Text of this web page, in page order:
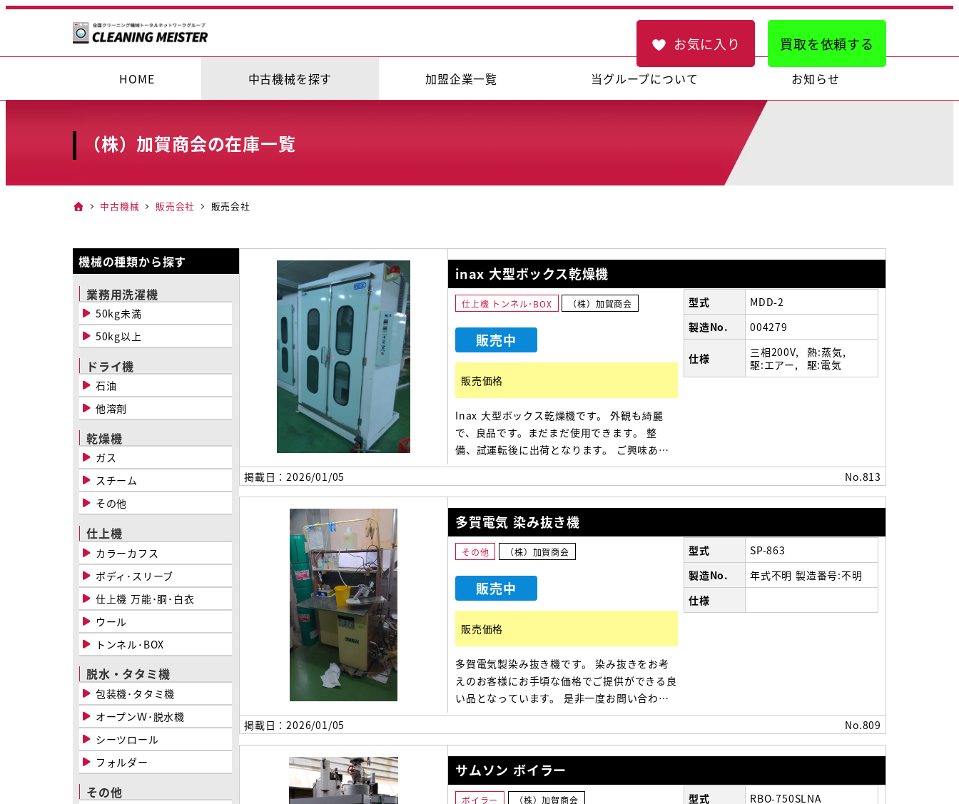
メ
ン
お気に入り 買取を依頼する
HOME 中古機械を探す 加盟企業一覧 当グループについて お知らせ
（株）加賀商会の在庫一覧
中古機械 販売会社 販売会社
inax 大型ボックス乾燥機
仕上機 トンネル･BOX （株）加賀商会
販売中
販売価格
Inax 大型ボックス乾燥機です。 外観も綺麗
で、良品です。まだまだ使用できます。 整
備、試運転後に出荷となります。 ご興味ある
方は、お早めにご連絡ください。 【機械寸
法】1650(幅)×1200(奥)×2480(高)
型式
MDD-2
製造No.
004279
仕様 三相200V
熱:蒸気
駆:エアー
駆:電気
掲載日：2026/01/05 No.813
多賀電気 染み抜き機
その他 （株）加賀商会
販売中
販売価格
多賀電気製染み抜き機です。 染み抜きをお考
えのお客様にお手頃な価格でご提供ができる良
い品となっています。 是非一度お問い合わせ
ください。 1040(幅)×700(奥行)×1760(高
さ)
型式
SP-863
製造No.
年式不明 製造番号:不明
仕様
掲載日：2026/01/05 No.809
サムソン ボイラー
ボイラー （株）加賀商会 型式
RBO-750SLNA
機械の種類から探す
業務用洗濯機
50kg未満
50kg以上
ドライ機
石油
他溶剤
乾燥機
ガス
スチーム
その他
仕上機
カラーカフス
ボディ･スリーブ
仕上機 万能･胴･白衣
ウール
トンネル･BOX
脱水・タタミ機
包装機･タタミ機
オープンＷ･脱水機
シーツロール
フォルダー
その他